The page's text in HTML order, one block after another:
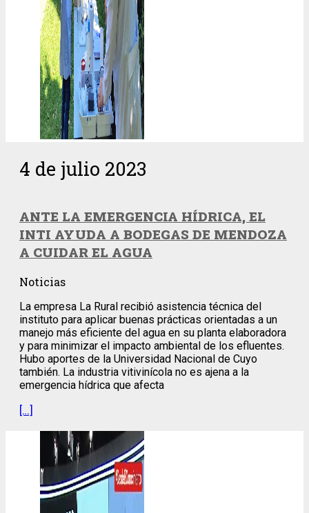
4 de julio 2023
ANTE LA EMERGENCIA HÍDRICA, EL
INTI AYUDA A BODEGAS DE MENDOZA
A CUIDAR EL AGUA
Noticias
La empresa La Rural recibió asistencia técnica del
instituto para aplicar buenas prácticas orientadas a un
manejo más eficiente del agua en su planta elaboradora
y para minimizar el impacto ambiental de los efluentes.
Hubo aportes de la Universidad Nacional de Cuyo
también. La industria vitivinícola no es ajena a la
emergencia hídrica que afecta
[…]